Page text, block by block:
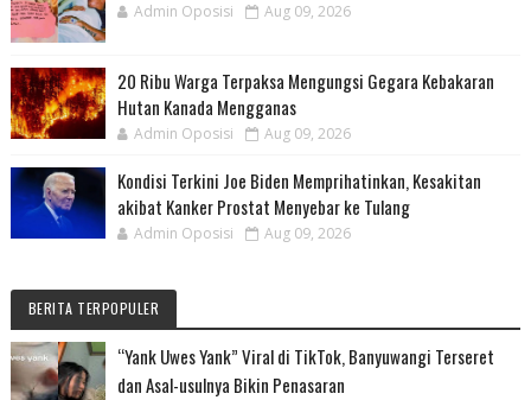
Admin Oposisi Aug 09, 2026
20 Ribu Warga Terpaksa Mengungsi Gegara Kebakaran
Hutan Kanada Mengganas
Admin Oposisi Aug 09, 2026
Kondisi Terkini Joe Biden Memprihatinkan, Kesakitan
akibat Kanker Prostat Menyebar ke Tulang
Admin Oposisi Aug 09, 2026
BERITA TERPOPULER
“Yank Uwes Yank” Viral di TikTok, Banyuwangi Terseret
dan Asal-usulnya Bikin Penasaran